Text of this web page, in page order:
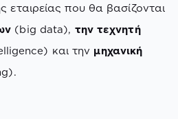
εταιρείας που θα βασίζονται
(big data), την τεχνητή
και την μηχανική